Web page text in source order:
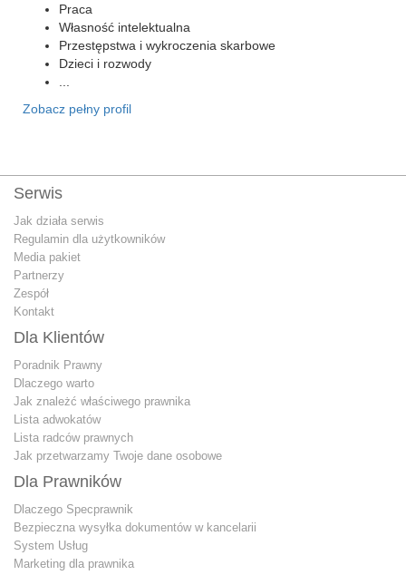
Praca
Własność intelektualna
Przestępstwa i wykroczenia skarbowe
Dzieci i rozwody
Zobacz pełny profil
Serwis
Jak działa serwis
Regulamin dla użytkowników
Media pakiet
Partnerzy
Zespół
Kontakt
Dla Klientów
Poradnik Prawny
Dlaczego warto
Jak znależć właściwego prawnika
Lista adwokatów
Lista radców prawnych
Jak przetwarzamy Twoje dane osobowe
Dla Prawników
Dlaczego Specprawnik
Bezpieczna wysyłka dokumentów w kancelarii
System Usług
Marketing dla prawnika